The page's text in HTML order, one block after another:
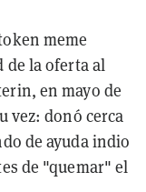
meme
de la oferta al
en mayo de
vez: donó cerca
de ayuda indio
de "quemar" el